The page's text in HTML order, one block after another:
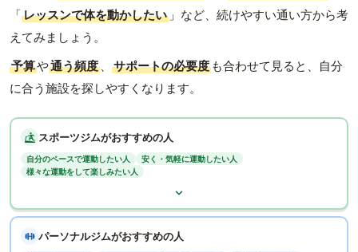
「レッスンで体を動かしたい 」など、続けやすい通い方から考
えてみましょう。
予算や通う頻度 、 サポートの必要度 も合わせて見ると、自分
に合う施設を探しやすくなります。
スポーツジムがおすすめの人
自分のペースで運動したい人
安く・気軽に運動したい人
様々な運動をして楽しみたい人
パーソナルジムがおすすめの人